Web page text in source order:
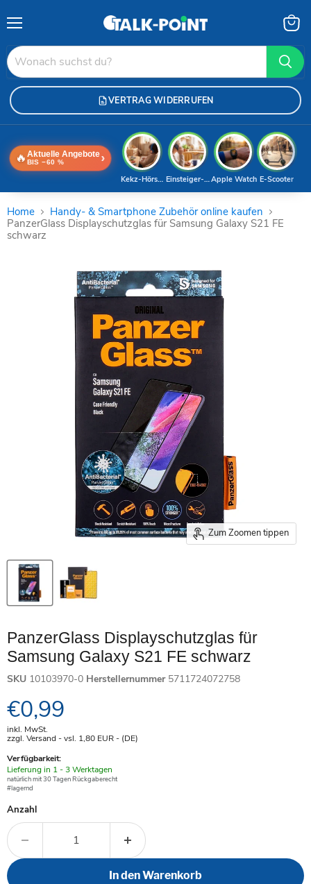
VERTRAG WIDERRUFEN
🔥 Aktuelle Angebote
BIS −60 % ›
E-Scooter
Apple Watch
Einsteiger-Handy
Kekz-Hörspiele
Home
Handy- & Smartphone Zubehör online kaufen
PanzerGlass Displayschutzglas für Samsung Galaxy S21 FE
schwarz
Zum Zoomen tippen
PanzerGlass Displayschutzglas für
Samsung Galaxy S21 FE schwarz
SKU 10103970-0 Herstellernummer 5711724072758
Aktueller Preis
€0,99
inkl. MwSt.
zzgl. Versand - vsl. 1,80 EUR- (DE)
Verfügbarkeit:
Verfügbar
-
Lieferung in 1 - 3 Werktagen
natürlich mit 30 Tagen Rückgaberecht
#lagernd
Anzahl
In den Warenkorb